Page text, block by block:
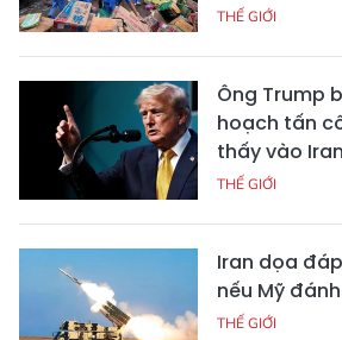
THẾ GIỚI
Ông Trump
hoạch tấn
thấy vào Iran
THẾ GIỚI
Iran dọa
nếu Mỹ
THẾ GIỚI